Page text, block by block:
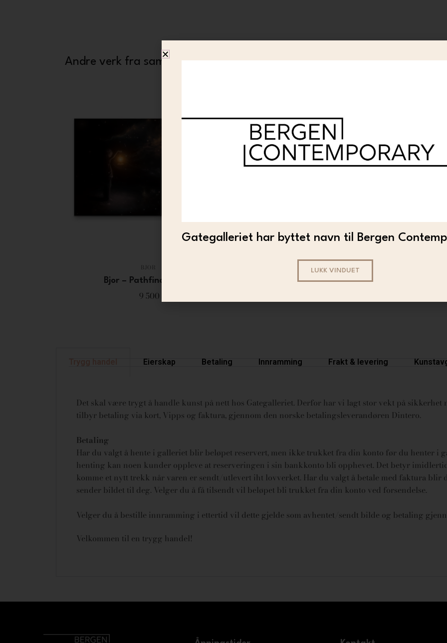
Andre verk fra samme kunstner
BJOR
Bjor – Pathfinder (HF)
9 500
BJOR
Bjor – Pathfinder (Special ed)
Eierskap Betaling Innramming Frakt & levering
Det skal være trygt å handle kunst på nett hos Gategalleriet. Derfor har vi lagt stor vekt på
tilbyr betaling via kort, Vipps og faktura, gjennom den norske betalingsleverandøren Dintero.
Betaling
Har du valgt å hente i galleriet blir beløpet reservert, men ikke trukket fra din konto før du henter i
henting kan noen kunder oppleve at reserveringen i sin bankkonto bli opphevet. Det betyr
komme et nytt trekk når varen er sendt/utlevert iht lovverket. Har du valgt å betale med faktura blir
sender bildet til deg. Velger du å få tilsendt vil beløpet bli trukket fra din konto ved forsendelse.
Velger du å bestille innramming i ettertid vil dette gjelde som avhentet/sendt bilde og betaling
Velkommen til en trygg handel!
Gategalleriet har byttet navn til Bergen
LUKK VINDUET